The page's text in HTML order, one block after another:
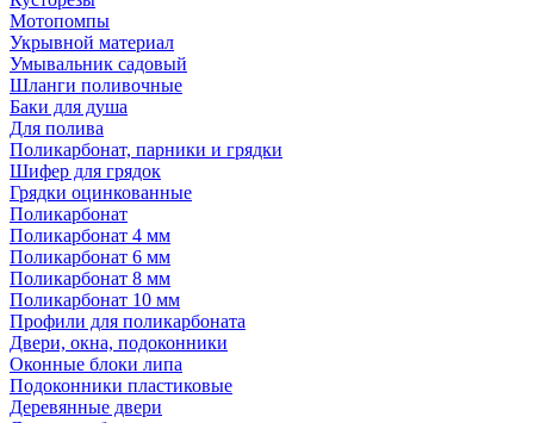
Мотопомпы
Укрывной материал
Умывальник садовый
Шланги поливочные
Баки для душа
Для полива
Поликарбонат, парники и грядки
Шифер для грядок
Грядки оцинкованные
Поликарбонат
Поликарбонат 4 мм
Поликарбонат 6 мм
Поликарбонат 8 мм
Поликарбонат 10 мм
Профили для поликарбоната
Двери, окна, подоконники
Оконные блоки липа
Подоконники пластиковые
Деревянные двери